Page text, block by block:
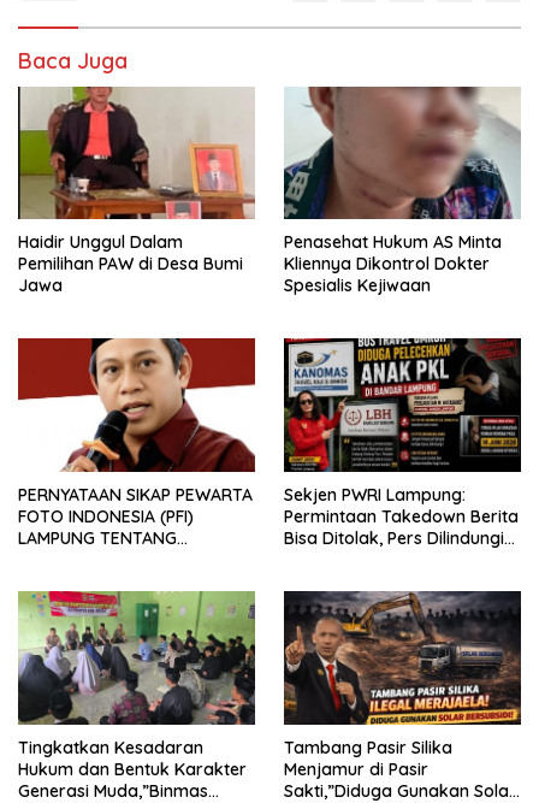
Baca Juga
Haidir Unggul Dalam
Pemilihan PAW di Desa Bumi
Jawa
Penasehat Hukum AS Minta
Kliennya Dikontrol Dokter
Spesialis Kejiwaan
PERNYATAAN SIKAP PEWARTA
FOTO INDONESIA (PFI)
LAMPUNG TENTANG
TERHADAP JURNALIS DI
PENGADILAN NEGERI
TANJUNG KARANG.
Sekjen PWRI Lampung:
Permintaan Takedown Berita
Bisa Ditolak, Pers Dilindungi
Tingkatkan Kesadaran
Hukum dan Bentuk Karakter
Generasi Muda,”Binmas
Tambang Pasir Silika
Menjamur di Pasir
Sakti,”Diduga Gunakan Solar